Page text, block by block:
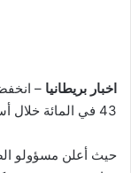
اخبار بريطانيا –
43 في المائة خلال أسبوع.